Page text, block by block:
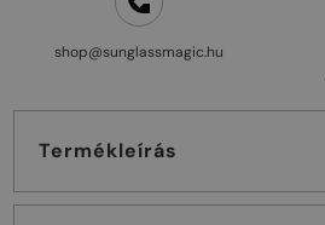
shop@sunglassmagic.hu
Termékleírás